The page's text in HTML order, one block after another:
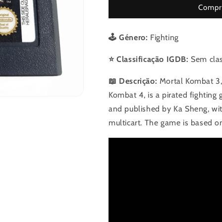
🕹️ Género: Fighting
⭐ Classificação IGDB: Sem
📖 Descrição: Mortal Kombat
Kombat 4, is a pirated fighting
and published by Ka Sheng,
multicart. The game is based